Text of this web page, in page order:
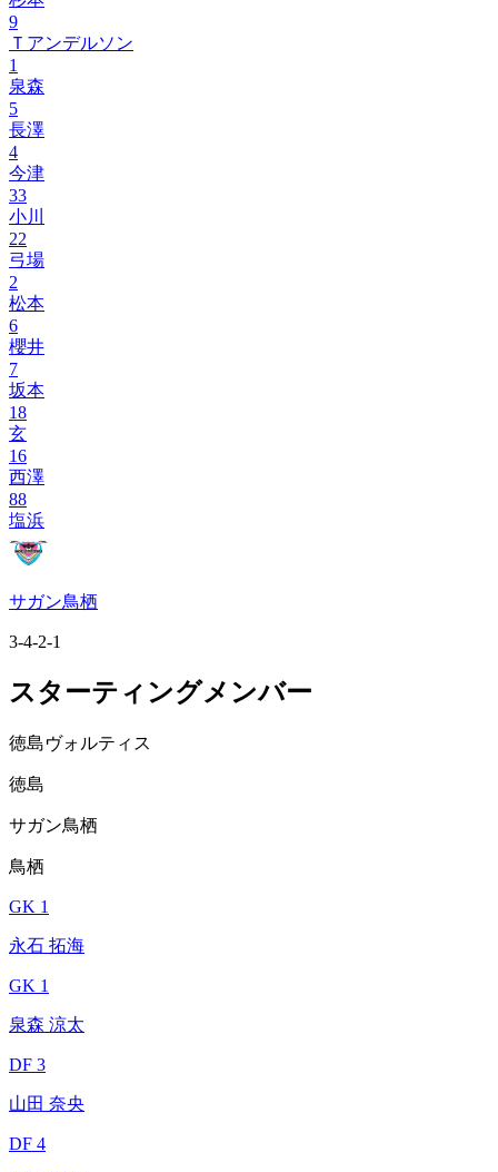
9
Ｔアンデルソン
1
泉森
5
長澤
4
今津
33
小川
22
弓場
2
松本
6
櫻井
7
坂本
18
玄
16
西澤
88
塩浜
サガン鳥栖
3-4-2-1
スターティングメンバー
徳島ヴォルティス
徳島
サガン鳥栖
鳥栖
GK 1
永石 拓海
GK 1
泉森 涼太
DF 3
山田 奈央
DF 4